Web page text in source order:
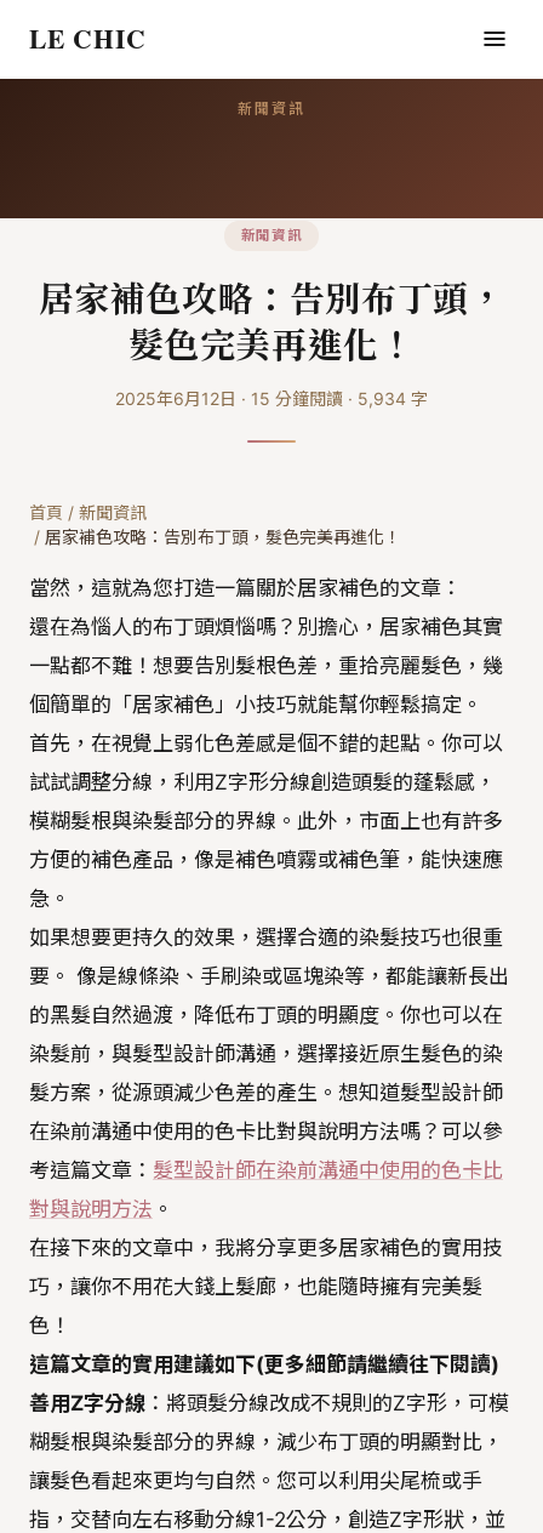
LE CHIC
新聞資訊
新聞資訊
居家補色攻略：告別布丁頭，
髮色完美再進化！
2025年6月12日 · 15 分鐘閱讀 · 5,934 字
首頁 / 新聞資訊
/ 居家補色攻略：告別布丁頭，髮色完美再進化！
當然，這就為您打造一篇關於居家補色的文章：
還在為惱人的布丁頭煩惱嗎？別擔心，居家補色其實
一點都不難！想要告別髮根色差，重拾亮麗髮色，幾
個簡單的「居家補色」小技巧就能幫你輕鬆搞定。
首先，在視覺上弱化色差感是個不錯的起點。你可以
試試調整分線，利用Z字形分線創造頭髮的蓬鬆感，
模糊髮根與染髮部分的界線。此外，市面上也有許多
方便的補色產品，像是補色噴霧或補色筆，能快速應
急。
如果想要更持久的效果，選擇合適的染髮技巧也很重
要。 像是線條染、手刷染或區塊染等，都能讓新長出
的黑髮自然過渡，降低布丁頭的明顯度。你也可以在
染髮前，與髮型設計師溝通，選擇接近原生髮色的染
髮方案，從源頭減少色差的產生。想知道髮型設計師
在染前溝通中使用的色卡比對與說明方法嗎？可以參
考這篇文章： 髮型設計師在染前溝通中使用的色卡比
對與說明方法 。
在接下來的文章中，我將分享更多居家補色的實用技
巧，讓你不用花大錢上髮廊，也能隨時擁有完美髮
色！
這篇文章的實用建議如下(更多細節請繼續往下閱讀)
善用Z字分線 ：將頭髮分線改成不規則的Z字形，可模
糊髮根與染髮部分的界線，減少布丁頭的明顯對比，
讓髮色看起來更均勻自然。您可以利用尖尾梳或手
指，交替向左右移動分線1-2公分，創造Z字形狀，並